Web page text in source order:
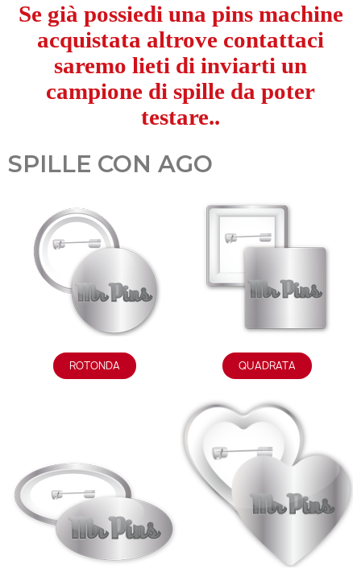
Se già possiedi una pins machine
acquistata altrove contattaci
saremo lieti di inviarti un
campione di spille da poter
testare..
SPILLE CON AGO
ROTONDA QUADRATA